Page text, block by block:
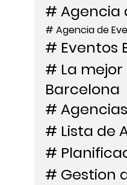
# Agencia
# Agencia de
# Eventos
# La
Barcelona
#
# Lista de
#
# Gestion